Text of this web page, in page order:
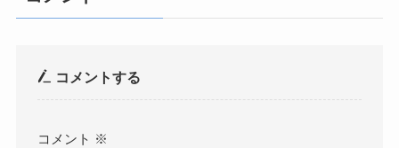
コメントする
コメント ※